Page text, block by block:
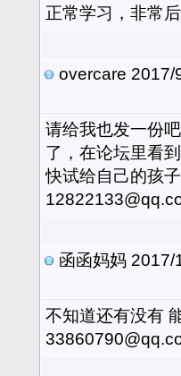
正常学习，非常
overcare 2017/
请给我也发一份
了，在论坛里看
快试给自己的孩子
函函妈妈 2017/
不知道还有没有